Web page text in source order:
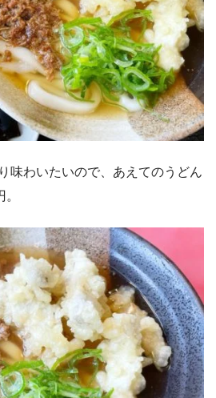
味わいたいので、あえてのうどん